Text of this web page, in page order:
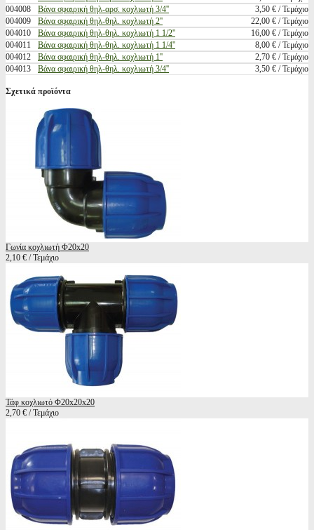
004008
Βάνα σφαιρική θηλ-αρσ. κοχλιωτή 3/4''
3,50 € / Τεμάχιο
004009
Βάνα σφαιρική θηλ-θηλ. κοχλιωτή 2''
22,00 € / Τεμάχιο
004010
Βάνα σφαιρική θηλ-θηλ. κοχλιωτή 1 1/2''
16,00 € / Τεμάχιο
004011
Βάνα σφαιρική θηλ-θηλ. κοχλιωτή 1 1/4''
8,00 € / Τεμάχιο
004012
Βάνα σφαιρική θηλ-θηλ. κοχλιωτή 1''
2,70 € / Τεμάχιο
004013
Βάνα σφαιρική θηλ-θηλ. κοχλιωτή 3/4'' 3,50 € / Τεμάχιο
Σχετικά προϊόντα
Γωνία κοχλιωτή Φ20x20
2,10 € / Τεμάχιο
Τάφ κοχλιωτό Φ20x20x20
2,70 € / Τεμάχιο